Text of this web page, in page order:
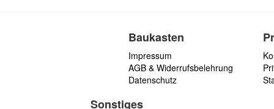
Baukasten
Impressum
AGB & Widerrufsbelehrung
Datenschutz
Sonstiges